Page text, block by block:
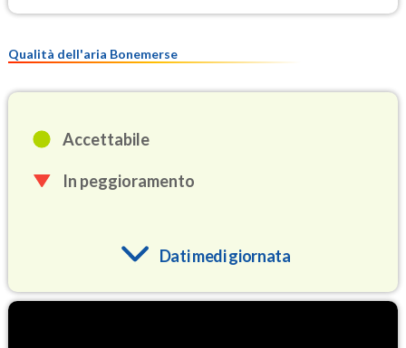
Qualità dell'aria Bonemerse
Accettabile
In peggioramento
Dati medi giornata